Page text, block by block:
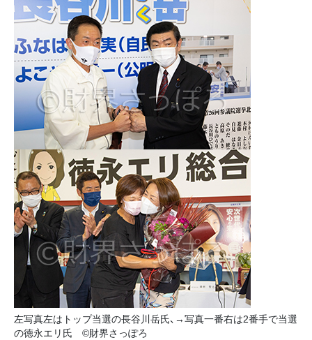
左写真左はトップ当選の長谷川岳氏、→写真一番右は2番手で当選
の徳永エリ氏 ©財界さっぽろ